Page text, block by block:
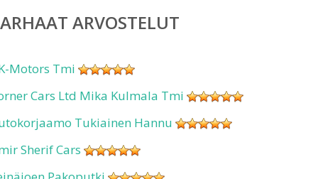
ARVOSTELUT
Motors Tmi
Cars Ltd Mika Kulmala Tmi
Tukiainen Hannu
Sherif Cars